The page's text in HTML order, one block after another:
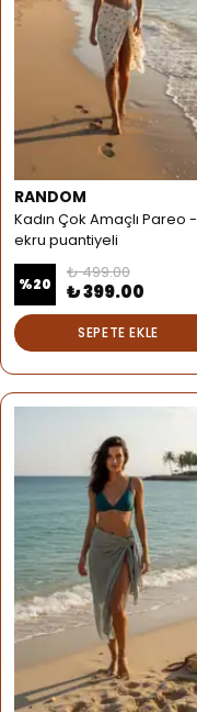
RANDOM
Kadın Çok Amaçlı Pareo -
ekru puantiyeli
%20
₺ 499.00
₺ 399.00
SEPETE EKLE